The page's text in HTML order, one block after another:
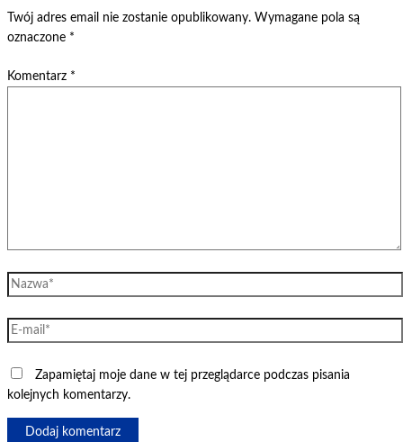
Twój adres email nie zostanie opublikowany. Wymagane pola są
oznaczone *
Komentarz *
Nazwa*
E-
mail*
Zapamiętaj moje dane w tej przeglądarce podczas pisania
kolejnych komentarzy.